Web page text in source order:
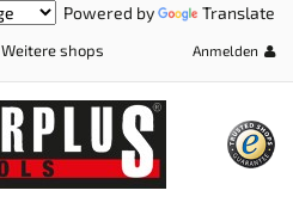
Powered by Translate
Weitere shops Anmelden